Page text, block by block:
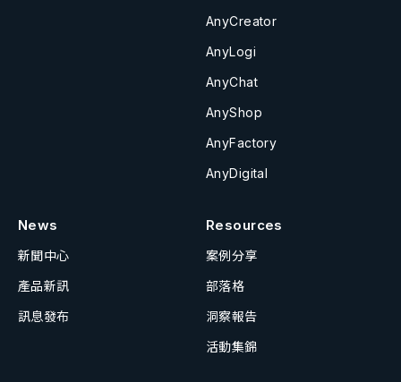
AnyCreator
AnyLogi
AnyChat
AnyShop
AnyFactory
AnyDigital
News
新聞中心
產品新訊
訊息發布
Resources
案例分享
部落格
洞察報告
活動集錦